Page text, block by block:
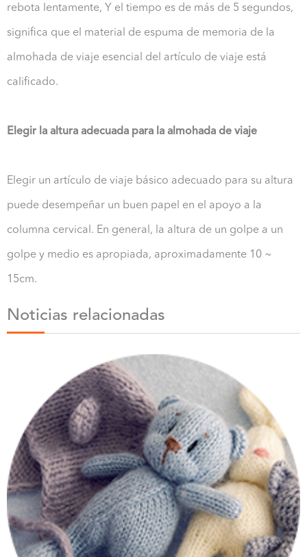
rebota lentamente, Y el tiempo es de más de 5 segundos,
significa que el material de espuma de memoria de la
almohada de viaje esencial del artículo de viaje está
calificado.
Elegir la altura adecuada para la almohada de viaje
Elegir un artículo de viaje básico adecuado para su altura
puede desempeñar un buen papel en el apoyo a la
columna cervical. En general, la altura de un golpe a un
golpe y medio es apropiada, aproximadamente 10 ~
15cm.
Noticias relacionadas